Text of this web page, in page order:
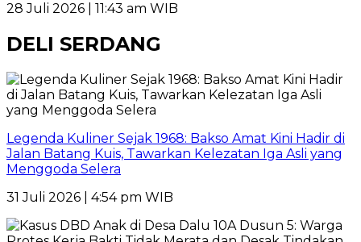
28 Juli 2026 | 11:43 am WIB
DELI SERDANG
Legenda Kuliner Sejak 1968: Bakso Amat Kini Hadir di
Jalan Batang Kuis, Tawarkan Kelezatan Iga Asli yang
Menggoda Selera
31 Juli 2026 | 4:54 pm WIB